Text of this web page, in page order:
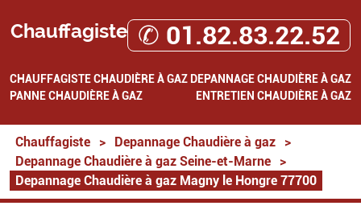
Chauffagiste ✆ 01.82.83.22.52
CHAUFFAGISTECHAUDIÈRE À GAZ DEPANNAGE CHAUDIÈRE À GAZ
PANNE CHAUDIÈRE À GAZ
ENTRETIEN CHAUDIÈRE À GAZ
Chauffagiste > Depannage Chaudière à gaz
>
Depannage Chaudière à gaz Seine-et-Marne
>
Depannage Chaudière à gaz Magny le Hongre 77700